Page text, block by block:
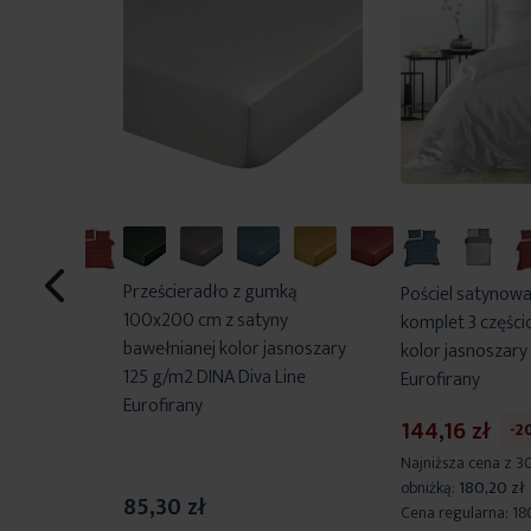
cm
Prześcieradło z gumką
100x200 cm z satyny
bawełnianej kolor jasnoszary
125 g/m2 DINA Diva Line
Eurofirany
85,30 zł
Pościel
komplet 3
kolor jasnoszary
Eurofirany
144,16 zł
-
Najniższa cena z
obniżką: 180,20 zł
Cena regularna: